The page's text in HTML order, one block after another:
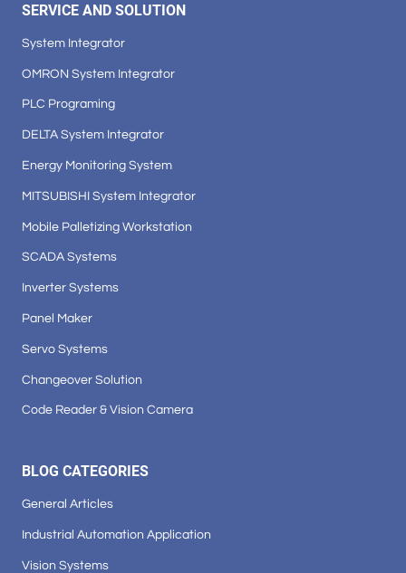
SERVICE AND SOLUTION
System Integrator
OMRON System Integrator
PLC Programing
DELTA System Integrator
Energy Monitoring System
MITSUBISHI System Integrator
Mobile Palletizing Workstation
SCADA Systems
Inverter Systems
Panel Maker
Servo Systems
Changeover Solution
Code Reader & Vision Camera
BLOG CATEGORIES
General Articles
Industrial Automation Application
Vision Systems